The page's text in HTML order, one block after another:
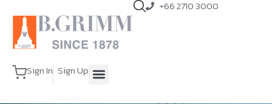
+66 2710 3000
Sign In Sign Up